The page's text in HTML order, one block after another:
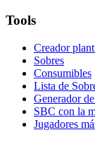
Tools
Creador
Sobres
Consumibles
Lista de
Generador
SBC con la
Jugadores